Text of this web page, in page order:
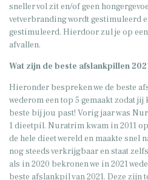
sneller vol zit en/of geen
vetverbranding wordt gestimuleerd
gestimuleerd. Hierdoor zul je op
afvallen.
Wat zijn de beste afslankpillen
Hieronder bespreken we de beste
wederom een top 5 gemaakt zodat
beste bij jou past! Vorig jaar was
1 dieetpil. Nuratrim kwam in 2011
de hele dieet wereld en maakte
nog steeds verkrijgbaar en staat
als in 2020 bekronen we in 2021
beste afslankpil van 2021. Deze zijn